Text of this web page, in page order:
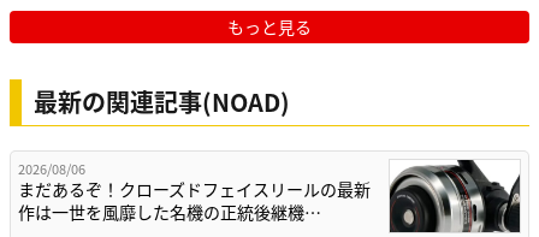
もっと見る
最新の関連記事(NOAD)
2026/08/06
まだあるぞ！クローズドフェイスリールの最新
作は一世を風靡した名機の正統後継機…